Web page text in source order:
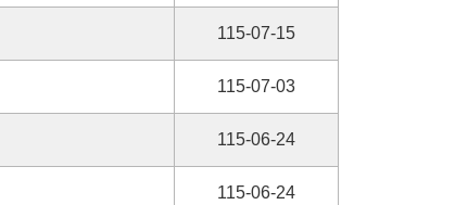
115-07-15
115-07-03
115-06-24
115-06-24